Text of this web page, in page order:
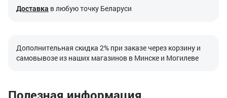
Доставка в любую точку Беларуси
Дополнительная скидка 2% при заказе через корзину и
самовывозе из наших магазинов в Минске и Могилеве